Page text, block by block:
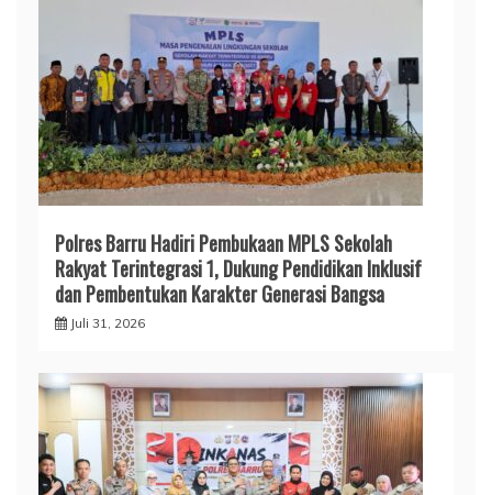
Polres Barru Hadiri Pembukaan MPLS Sekolah
Rakyat Terintegrasi 1, Dukung Pendidikan Inklusif
dan Pembentukan Karakter Generasi Bangsa
Juli 31, 2026